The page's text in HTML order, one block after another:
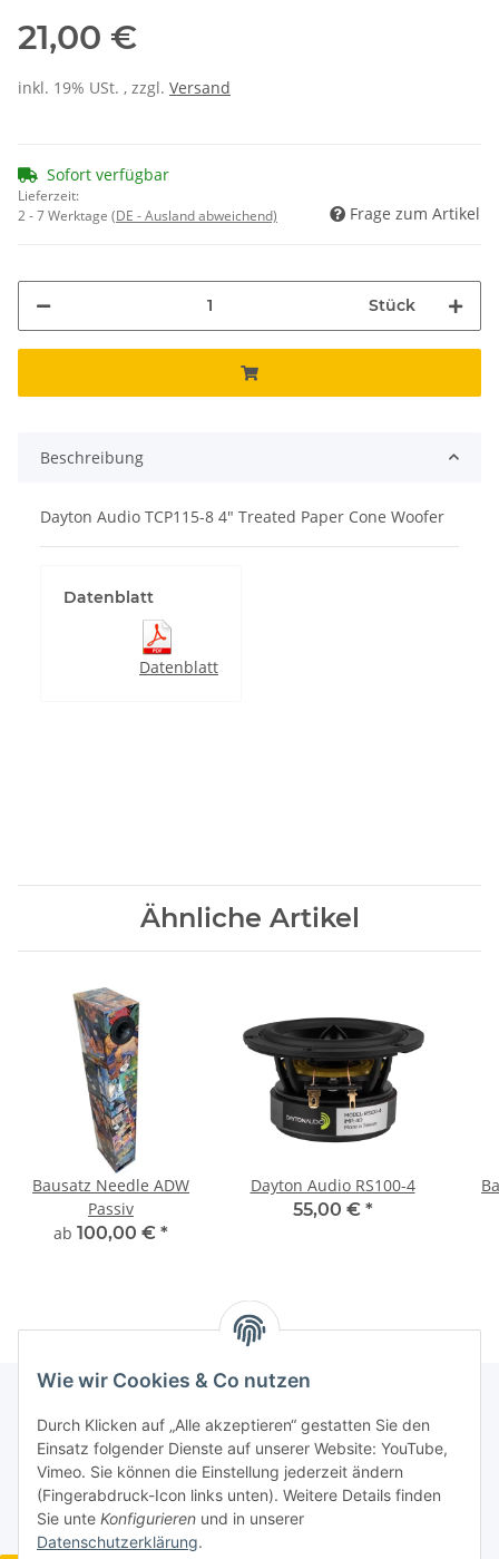
21,00 €
inkl. 19% USt. , zzgl. Versand
Sofort verfügbar
Lieferzeit:
2 - 7 Werktage (DE - Ausland abweichend) Frage zum Artikel
Stück
Beschreibung
Dayton Audio TCP115-8 4" Treated Paper Cone Woofer
Datenblatt
Datenblatt
Ähnliche Artikel
Bausatz Needle ADW
Passiv
ab 100,00 € *
Dayton Audio RS100-4
55,00 € *
Informationen
Gesetzliche Informationen
Wie wir Cookies & Co nutzen
Durch Klicken auf „Alle akzeptieren“ gestatten Sie den
Einsatz folgender Dienste auf unserer Website: YouTube,
Vimeo. Sie können die Einstellung jederzeit ändern
(Fingerabdruck-Icon links unten). Weitere Details finden
Sie unte Konfigurieren und in unserer
Datenschutzerklärung.